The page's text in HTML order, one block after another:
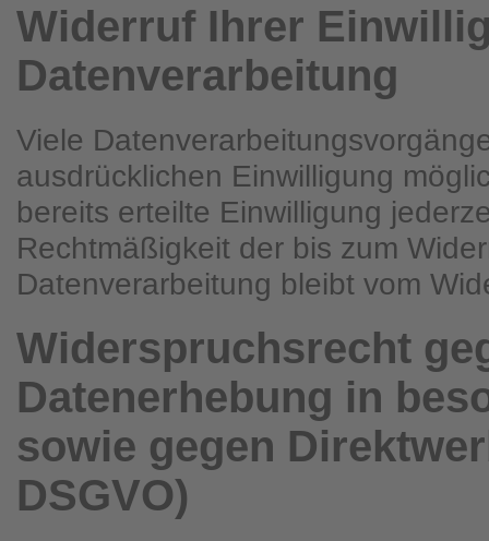
Widerruf Ihrer
Datenverarbeitung
Viele
ausdrücklichen Einwilligung
bereits erteilte Einwilligung
Rechtmäßigkeit der bis zum
Datenverarbeitung bleibt vom
Widerspruchsrecht
Datenerhebung in
sowie gegen
DSGVO)